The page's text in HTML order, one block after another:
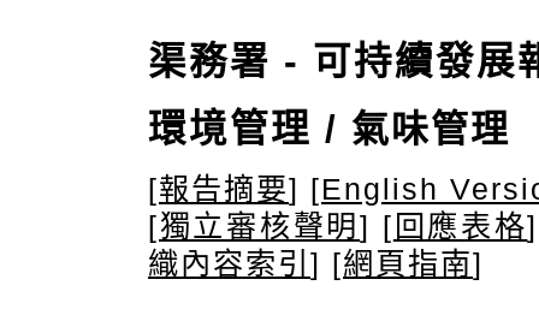
渠務署 - 可持續發展
環境管理 / 氣味管理
[報告摘要] [English
[獨立審核聲明] [ 回應表格
織內容索引 ] [網頁指南]